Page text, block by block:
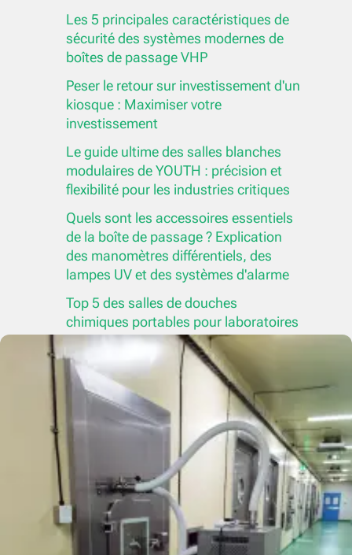
Les 5 principales caractéristiques de
sécurité des systèmes modernes de
boîtes de passage VHP
Peser le retour sur investissement d'un
kiosque : Maximiser votre
investissement
Le guide ultime des salles blanches
modulaires de YOUTH : précision et
flexibilité pour les industries critiques
Quels sont les accessoires essentiels
de la boîte de passage ? Explication
des manomètres différentiels, des
lampes UV et des systèmes d'alarme
Top 5 des salles de douches
chimiques portables pour laboratoires